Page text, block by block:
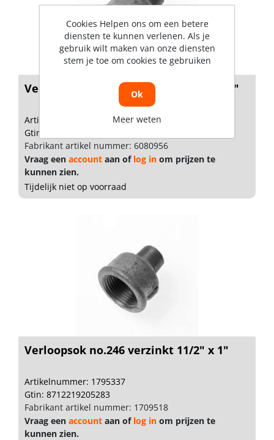
Verloopsok no.246 verzinkt 11/4" x 1/2"
Artikelnummer: 1795333
Gtin: 8712219213790
Fabrikant artikel nummer: 6080956
Vraag een account aan of log in om prijzen te
kunnen zien.
Tijdelijk niet op voorraad
Verloopsok no.246 verzinkt 11/2" x 1"
Artikelnummer: 1795337
Gtin: 8712219205283
Fabrikant artikel nummer: 1709518
Vraag een account aan of log in om prijzen te
kunnen zien.
Cookies Helpen ons om een betere
diensten te kunnen verlenen. Als je
gebruik wilt maken van onze diensten
stem je toe om cookies te gebruiken
Ok
Meer weten